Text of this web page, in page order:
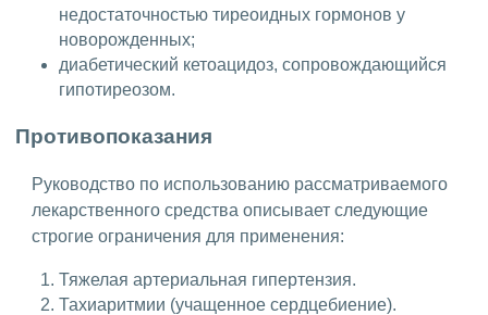
недостаточностью тиреоидных гормонов у
новорожденных;
диабетический кетоацидоз, сопровождающийся
гипотиреозом.
Противопоказания
Руководство по использованию рассматриваемого
лекарственного средства описывает следующие
строгие ограничения для применения:
Тяжелая артериальная гипертензия.
Тахиаритмии (учащенное сердцебиение).